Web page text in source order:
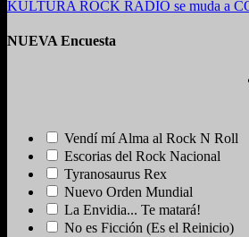
KULTURA ROCK RADIO se muda a
NUEVA Encuesta
Vendí mí Alma al Rock N Roll
Escorias del Rock Nacional
Tyranosaurus Rex
Nuevo Orden Mundial
La Envidia... Te matará!
No es Ficción (Es el Reinicio)